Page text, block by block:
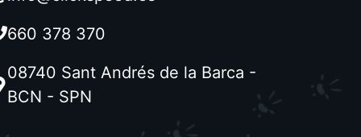
660 378 370
08740 Sant Andrés de la Barca -
BCN - SPN